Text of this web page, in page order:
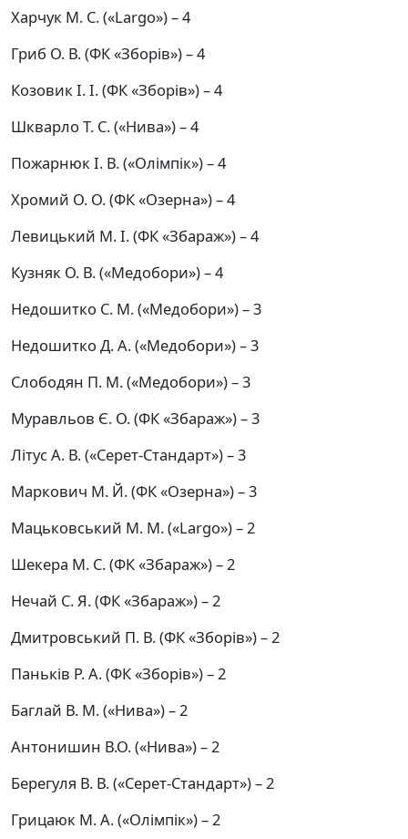
Харчук М. С. («Largo») – 4
Гриб О. В. (ФК «Зборів») – 4
Козовик І. І. (ФК «Зборів») – 4
Шкварло Т. С. («Нива») – 4
Пожарнюк І. В. («Олімпік») – 4
Хромий О. О. (ФК «Озерна») – 4
Левицький М. І. (ФК «Збараж») – 4
Кузняк О. В. («Медобори») – 4
Недошитко С. М. («Медобори») – 3
Недошитко Д. А. («Медобори») – 3
Слободян П. М. («Медобори») – 3
Муравльов Є. О. (ФК «Збараж») – 3
Літус А. В. («Серет-Стандарт») – 3
Маркович М. Й. (ФК «Озерна») – 3
Мацьковський М. М. («Largo») – 2
Шекера М. С. (ФК «Збараж») – 2
Нечай С. Я. (ФК «Збараж») – 2
Дмитровський П. В. (ФК «Зборів») – 2
Паньків Р. А. (ФК «Зборів») – 2
Баглай В. М. («Нива») – 2
Антонишин В.О. («Нива») – 2
Берегуля В. В. («Серет-Стандарт») – 2
Грицаюк М. А. («Олімпік») – 2